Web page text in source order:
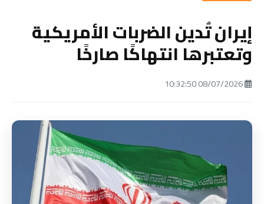
إيران تُدين الضربات الأمريكية
وتعتبرها انتهاكًا صارخًا